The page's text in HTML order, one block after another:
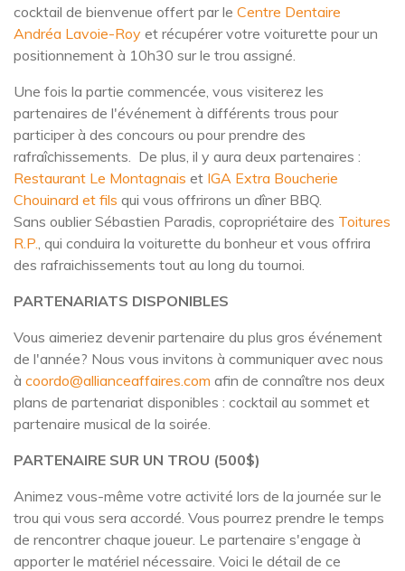
cocktail de bienvenue offert par le Centre Dentaire
Andréa Lavoie-Roy et récupérer votre voiturette pour un
positionnement à 10h30 sur le trou assigné.
Une fois la partie commencée, vous visiterez les
partenaires de l'événement à différents trous pour
participer à des concours ou pour prendre des
rafraîchissements. De plus, il y aura deux partenaires :
Restaurant Le Montagnais et IGA Extra Boucherie
Chouinard et fils qui vous offrirons un dîner BBQ.
Sans oublier Sébastien Paradis, copropriétaire des Toitures
R.P., qui conduira la voiturette du bonheur et vous offrira
des rafraichissements tout au long du tournoi.
PARTENARIATS DISPONIBLES
Vous aimeriez devenir partenaire du plus gros événement
de l'année? Nous vous invitons à communiquer avec nous
à coordo@allianceaffaires.com afin de connaître nos deux
plans de partenariat disponibles : cocktail au sommet et
partenaire musical de la soirée.
PARTENAIRE SUR UN TROU (500$)
Animez vous-même votre activité lors de la journée sur le
trou qui vous sera accordé. Vous pourrez prendre le temps
de rencontrer chaque joueur. Le partenaire s'engage à
apporter le matériel nécessaire. Voici le détail de ce